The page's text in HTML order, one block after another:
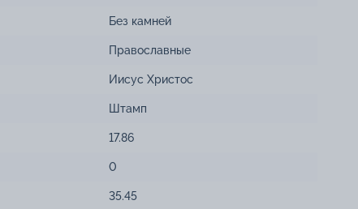
Без камней
Православные
Иисус Христос
Штамп
17.86
0
35.45